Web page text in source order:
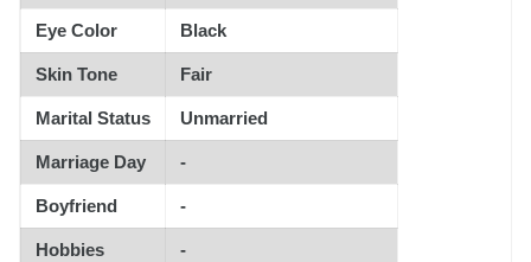
Eye Color Black
Skin Tone Fair
Marital Status Unmarried
Marriage Day -
Boyfriend -
Hobbies -